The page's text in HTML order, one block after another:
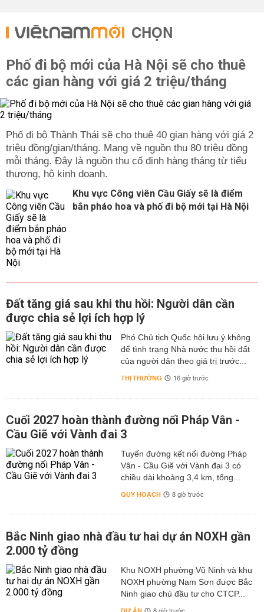
CHỌN
Phố đi bộ mới của Hà Nội sẽ cho thuê
các gian hàng với giá 2 triệu/tháng
Phố đi bộ Thành Thái sẽ cho thuê 40 gian hàng với giá 2
triệu đồng/gian/tháng. Mang về nguồn thu 80 triệu đồng
mỗi tháng. Đây là nguồn thu cố định hàng tháng từ tiểu
thương, hộ kinh doanh.
Khu vực Công viên Cầu Giấy sẽ là điểm
bắn pháo hoa và phố đi bộ mới tại Hà Nội
Đất tăng giá sau khi thu hồi: Người dân cần
được chia sẻ lợi ích hợp lý
Phó Chủ tịch Quốc hội lưu ý không
để tình trạng Nhà nước thu hồi đất
của người dân theo giá trị trước...
THỊ TRƯỜNG 16 giờ trước
Cuối 2027 hoàn thành đường nối Pháp Vân -
Cầu Giẽ với Vành đai 3
Tuyến đường kết nối đường Pháp
Vân - Cầu Giẽ với Vành đai 3 có
chiều dài khoảng 3,4 km, tổng...
QUY HOẠCH 8 giờ trước
Bắc Ninh giao nhà đầu tư hai dự án NOXH gần
2.000 tỷ đồng
Khu NOXH phường Vũ Ninh và khu
NOXH phường Nam Sơn được Bắc
Ninh giao chủ đầu tư cho CTCP...